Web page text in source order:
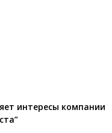
интересы компании